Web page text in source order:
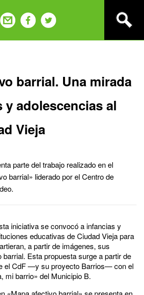
barrial. Una mirada
y adolescencias al
Vieja
parte del trabajo realizado en el
barrial» liderado por el Centro de
iniciativa se convocó a infancias y
educativas de Ciudad Vieja para
a partir de imágenes, sus
Esta propuesta surge a partir de
el CdF —y su proyecto Barrios— con el
mi barrio» del Municipio B.